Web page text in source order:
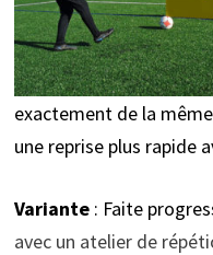
exactement de la
une reprise plus rapide
Variante : Faite
avec un atelier de